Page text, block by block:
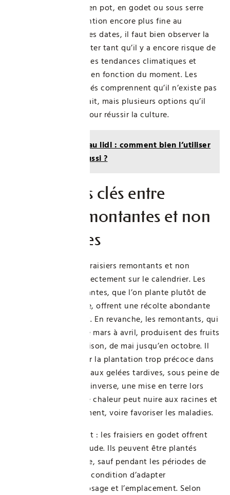
De plus, les fraisiers en pot, en godet ou sous serre
demandent une attention encore plus fine au
calendrier. Au-delà des dates, il faut bien observer la
météo locale : patienter tant qu’il y a encore risque de
gel nocturne, suivre les tendances climatiques et
ajuster ses pratiques en fonction du moment. Les
jardiniers expérimentés comprennent qu’il n’existe pas
un seul créneau parfait, mais plusieurs options qu’il
faut savoir adapter pour réussir la culture.
Terreau lidl : comment bien l’utiliser
pour un jardin réussi ?
Différences clés entre
variétés remontantes et non
remontantes
La distinction entre fraisiers remontants et non
remontants influe directement sur le calendrier. Les
variétés non remontantes, que l’on plante plutôt de
mi-août à mi-octobre, offrent une récolte abondante
au printemps suivant. En revanche, les remontants, qui
se plantent plutôt de mars à avril, produisent des fruits
tout au long de la saison, de mai jusqu’en octobre. Il
faut cependant éviter la plantation trop précoce dans
les secteurs exposés aux gelées tardives, sous peine de
ralentir la reprise. À l’inverse, une mise en terre lors
d’un épisode de forte chaleur peut nuire aux racines et
freiner le développement, voire favoriser les maladies.
Autre point important : les fraisiers en godet offrent
une plus grande latitude. Ils peuvent être plantés
presque toute l’année, sauf pendant les périodes de
gel ou de canicule, à condition d’adapter
rigoureusement l’arrosage et l’emplacement. Selon